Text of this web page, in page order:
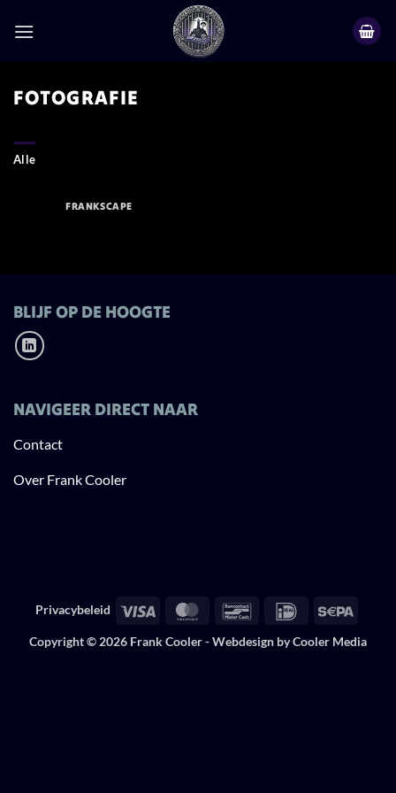
naar
FOTOGRAFIE
Alle
FRANKSCAPE
BLIJF OP DE HOOGTE
NAVIGEER DIRECT NAAR
Contact
Over Frank Cooler
Privacybeleid Visa MasterCardBancontactIDeal
Copyright © 2026 Frank Cooler -Webdesign by Cooler Media